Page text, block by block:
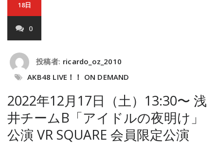
18日
0
投稿者: ricardo_oz_2010
AKB48 LIVE！！ ON DEMAND
2022年12月17日（土）13:30〜 浅
井チームB「アイドルの夜明け」
公演 VR SQUARE 会員限定公演